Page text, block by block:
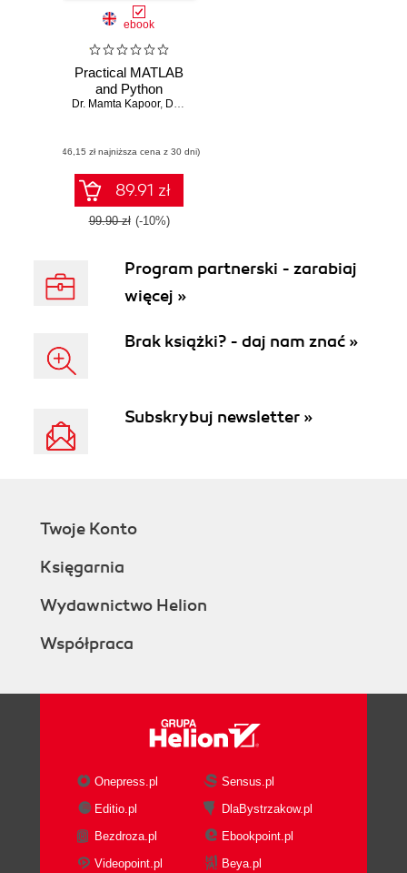
ebook
Practical MATLAB
and Python
Dr. Mamta Kapoor, Dr. Geeta Arora
(46,15 zł najniższa cena z 30 dni)
89.91 zł
99.90 zł (-10%)
Program partnerski - zarabiaj
więcej »
Brak książki? - daj nam znać »
Subskrybuj newsletter »
Twoje Konto
Księgarnia
Wydawnictwo Helion
Współpraca
Onepress.pl
Sensus.pl
Editio.pl
DlaBystrzakow.pl
Bezdroza.pl
Ebookpoint.pl
Videopoint.pl
Beya.pl